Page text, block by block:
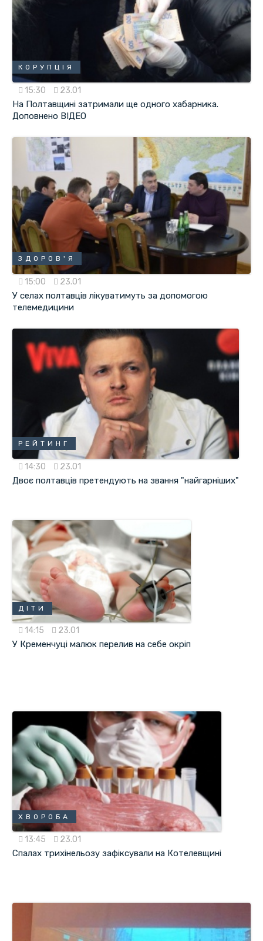
КОРУПЦІЯ
15:30 23.01
На Полтавщині затримали ще одного хабарника.
Доповнено ВІДЕО
ЗДОРОВ'Я
15:00 23.01
У селах полтавців лікуватимуть за допомогою
телемедицини
РЕЙТИНГ
14:30 23.01
Двоє полтавців претендують на звання "найгарніших"
ДІТИ
14:15 23.01
У Кременчуці малюк перелив на себе окріп
ХВОРОБА
13:45 23.01
Спалах трихінельозу зафіксували на Котелевщині